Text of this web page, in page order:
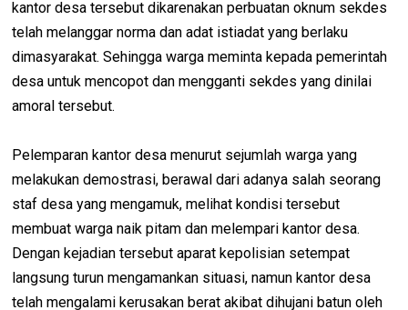
kantor desa tersebut dikarenakan perbuatan oknum sekdes
telah melanggar norma dan adat istiadat yang berlaku
dimasyarakat. Sehingga warga meminta kepada pemerintah
desa untuk mencopot dan mengganti sekdes yang dinilai
amoral tersebut.
Pelemparan kantor desa menurut sejumlah warga yang
melakukan demostrasi, berawal dari adanya salah seorang
staf desa yang mengamuk, melihat kondisi tersebut
membuat warga naik pitam dan melempari kantor desa.
Dengan kejadian tersebut aparat kepolisian setempat
langsung turun mengamankan situasi, namun kantor desa
telah mengalami kerusakan berat akibat dihujani batun oleh